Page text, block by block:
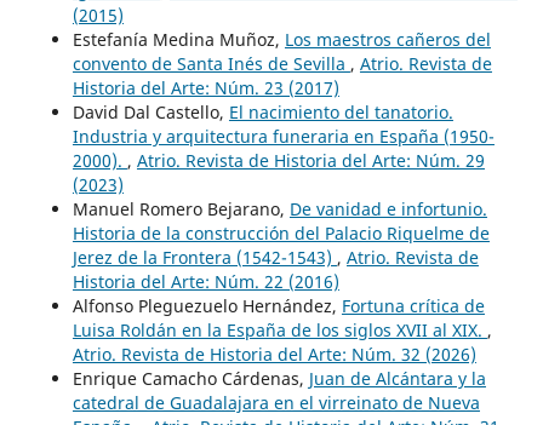
(2015)
Estefanía Medina Muñoz, Los maestros cañeros del
convento de Santa Inés de Sevilla , Atrio. Revista de
Historia del Arte: Núm. 23 (2017)
David Dal Castello, El nacimiento del tanatorio.
Industria y arquitectura funeraria en España (1950-
2000). , Atrio. Revista de Historia del Arte: Núm. 29
(2023)
Manuel Romero Bejarano, De vanidad e infortunio.
Historia de la construcción del Palacio Riquelme de
Jerez de la Frontera (1542-1543) , Atrio. Revista de
Historia del Arte: Núm. 22 (2016)
Alfonso Pleguezuelo Hernández, Fortuna crítica de
Luisa Roldán en la España de los siglos XVII al XIX. ,
Atrio. Revista de Historia del Arte: Núm. 32 (2026)
Enrique Camacho Cárdenas, Juan de Alcántara y la
catedral de Guadalajara en el virreinato de Nueva